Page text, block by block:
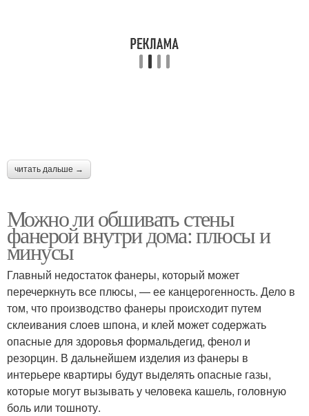
читать дальше →
Можно ли обшивать стены
фанерой внутри дома: плюсы и
минусы
Главный недостаток фанеры, который может
перечеркнуть все плюсы, — ее канцерогенность. Дело в
том, что производство фанеры происходит путем
склеивания слоев шпона, и клей может содержать
опасные для здоровья формальдегид, фенол и
резорцин. В дальнейшем изделия из фанеры в
интерьере квартиры будут выделять опасные газы,
которые могут вызывать у человека кашель, головную
боль или тошноту.